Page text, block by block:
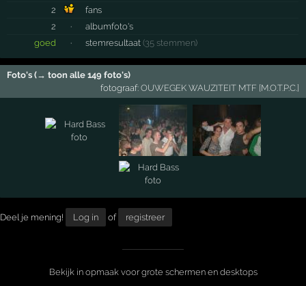
2
fans
2
·
albumfoto's
goed
· stemresultaat (35 stemmen)
Foto's (→ toon alle 149 foto's)
fotograaf: OUWEGEK WAUZITEIT MTF [M.O.T.P.C.]
Deel je mening! Log in of registreer
Bekijk in opmaak voor grote schermen en desktops